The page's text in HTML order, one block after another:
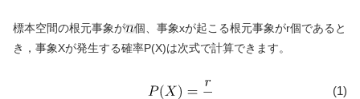
標本空間の根元事象が
個、事象xが起こる根元事象がr個であると
き，事象Xが発生する確率P(X)は次式で計算できます。
(1)